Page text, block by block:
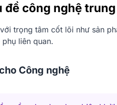
đề công nghệ
trọng tâm cốt lõi như sản
liên quan.
Công nghệ